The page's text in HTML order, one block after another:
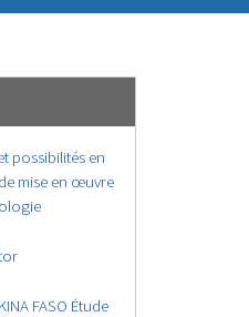
possibilités en
mise en œuvre
FASO Étude